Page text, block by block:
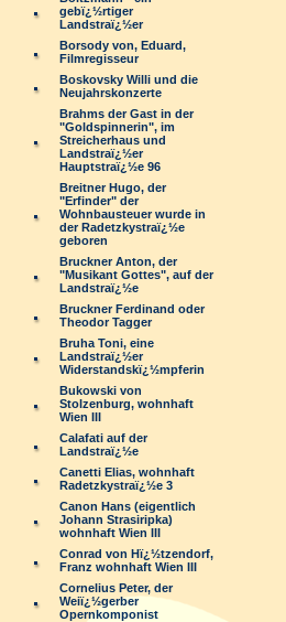
gebï¿½rtiger
Landstraï¿½er
Borsody von, Eduard,
Filmregisseur
Boskovsky Willi und die
Neujahrskonzerte
Brahms der Gast in der
"Goldspinnerin", im
Streicherhaus und
Landstraï¿½er
Hauptstraï¿½e 96
Breitner Hugo, der
"Erfinder" der
Wohnbausteuer wurde in
der Radetzkystraï¿½e
geboren
Bruckner Anton, der
"Musikant Gottes", auf der
Landstraï¿½e
Bruckner Ferdinand oder
Theodor Tagger
Bruha Toni, eine
Landstraï¿½er
Widerstandskï¿½mpferin
Bukowski von
Stolzenburg, wohnhaft
Wien III
Calafati auf der
Landstraï¿½e
Canetti Elias, wohnhaft
Radetzkystraï¿½e 3
Canon Hans (eigentlich
Johann Strasiripka)
wohnhaft Wien III
Conrad von Hï¿½tzendorf,
Franz wohnhaft Wien III
Cornelius Peter, der
Weiï¿½gerber
Opernkomponist